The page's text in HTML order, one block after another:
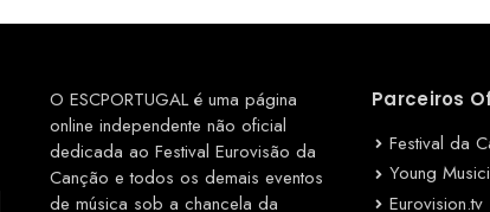
O ESCPORTUGAL é uma página
online independente não oficial
dedicada ao Festival Eurovisão da
Canção e todos os demais eventos
de música sob a chancela da
Parceiros
Festival da
Young
Eurovision.tv